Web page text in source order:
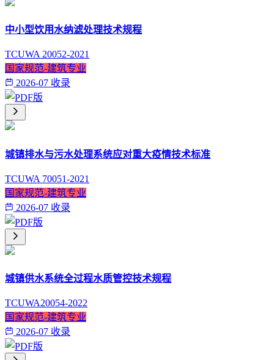
中小型饮用水纳滤处理技术规程
TCUWA 20052-2021
国家规范-建筑专业
2026-07 收录
城镇排水与污水处理系统应对重大疫情技术标准
TCUWA 70051-2021
国家规范-建筑专业
2026-07 收录
城镇供水系统全过程水质管控技术规程
TCUWA20054-2022
国家规范-建筑专业
2026-07 收录